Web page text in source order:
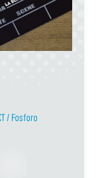
/ Fosforo